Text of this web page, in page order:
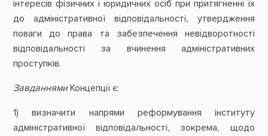
інтересів фізичних і юридичних осіб при притягненні їх
до адміністративної відповідальності, утвердження
поваги до права та забезпечення невідворотності
відповідальності за вчинення адміністративних
проступків.
ЗавданнямиКонцепції є:
1) визначити напрями реформування інституту
адміністративної відповідальності, зокрема, щодо